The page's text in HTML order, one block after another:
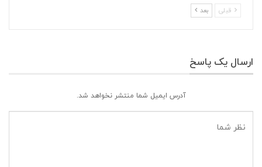
قبلی بعد
ارسال یک پاسخ
آدرس ایمیل شما منتشر نخواهد شد.